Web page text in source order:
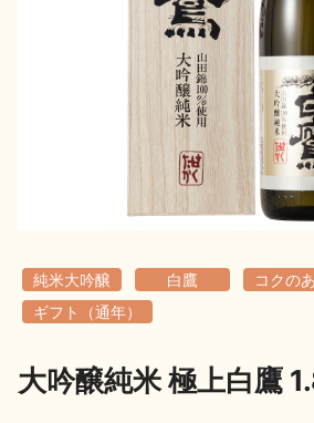
地酒解
お楽しみコンテンツ
純米大吟醸 白鷹 コクの
ギフト（通年）
大吟醸純米 極上白鷹